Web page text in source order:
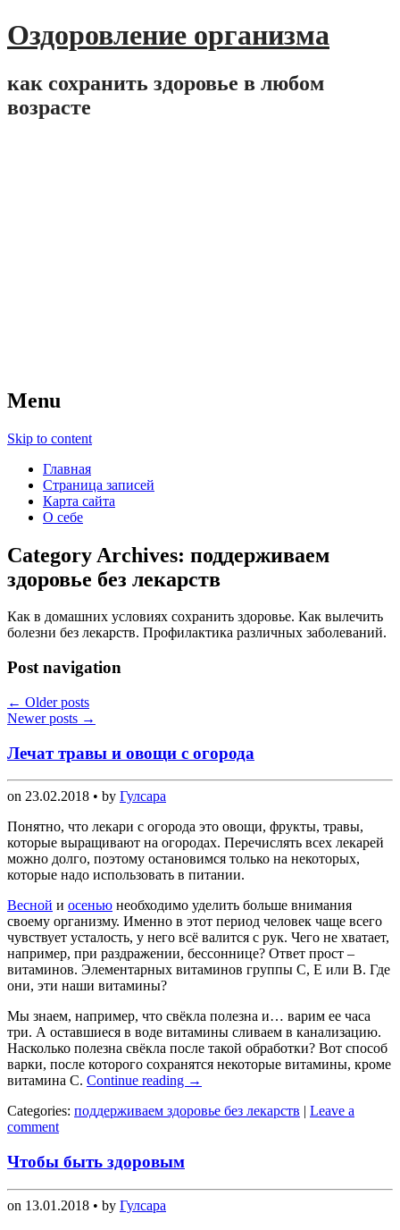
Оздоровление организма
как сохранить здоровье в любом
возрасте
Menu
Skip to content
Главная
Страница записей
Карта сайта
О себе
Category Archives: поддерживаем
здоровье без лекарств
Как в домашних условиях сохранить здоровье. Как вылечить
болезни без лекарств. Профилактика различных заболеваний.
Post navigation
← Older posts
Newer posts →
Лечат травы и овощи с огорода
on 23.02.2018 • by Гулсара
Понятно, что лекари с огорода это овощи, фрукты, травы,
которые выращивают на огородах. Перечислять всех лекарей
можно долго, поэтому остановимся только на некоторых,
которые надо использовать в питании.
Весной и осенью необходимо уделить больше внимания
своему организму. Именно в этот период человек чаще всего
чувствует усталость, у него всё валится с рук. Чего не хватает,
например, при раздражении, бессоннице? Ответ прост –
витаминов. Элементарных витаминов группы С, Е или В. Где
они, эти наши витамины?
Мы знаем, например, что свёкла полезна и… варим ее часа
три. А оставшиеся в воде витамины сливаем в канализацию.
Насколько полезна свёкла после такой обработки? Вот способ
варки, после которого сохранятся некоторые витамины, кроме
витамина С. Continue reading →
Categories: поддерживаем здоровье без лекарств | Leave a
comment
Чтобы быть здоровым
on 13.01.2018 • by Гулсара